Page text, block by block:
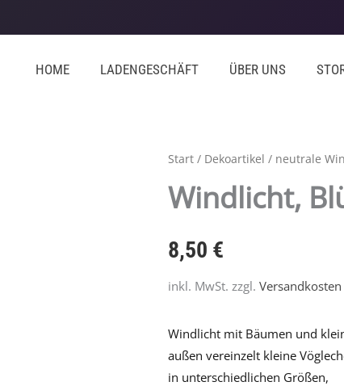
HOME LADENGESCHÄFT ÜBER UNS
Start / Dekoartikel / neutrale
Windlicht,
8,50 €
inkl. MwSt. zzgl. Versandkosten
Windlicht mit Bäumen und
außen vereinzelt kleine
in unterschiedlichen Größen,
Windlicht,
Menge